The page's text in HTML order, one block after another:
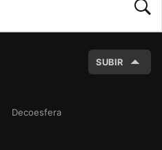
SUBIR
Decoesfera